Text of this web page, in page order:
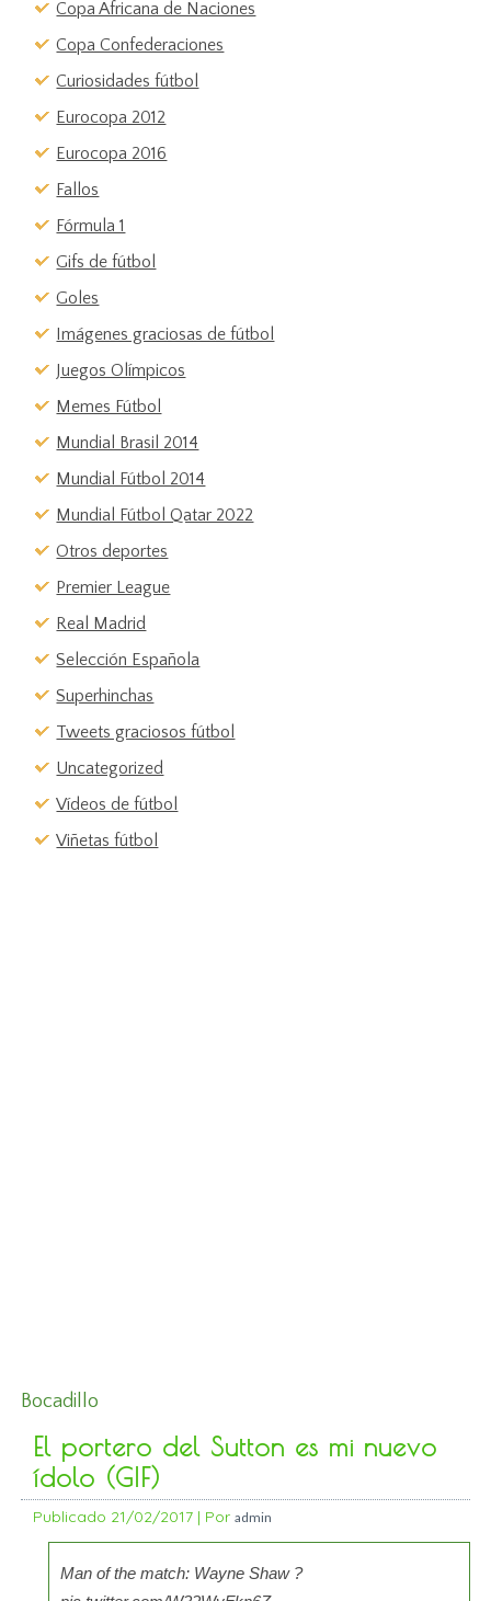
Copa Africana de Naciones
Copa Confederaciones
Curiosidades fútbol
Eurocopa 2012
Eurocopa 2016
Fallos
Fórmula 1
Gifs de fútbol
Goles
Imágenes graciosas de fútbol
Juegos Olímpicos
Memes Fútbol
Mundial Brasil 2014
Mundial Fútbol 2014
Mundial Fútbol Qatar 2022
Otros deportes
Premier League
Real Madrid
Selección Española
Superhinchas
Tweets graciosos fútbol
Uncategorized
Vídeos de fútbol
Viñetas fútbol
Bocadillo
El portero del Sutton es mi nuevo
ídolo (GIF)
Publicado 21/02/2017 | Por admin
Man of the match: Wayne Shaw ?